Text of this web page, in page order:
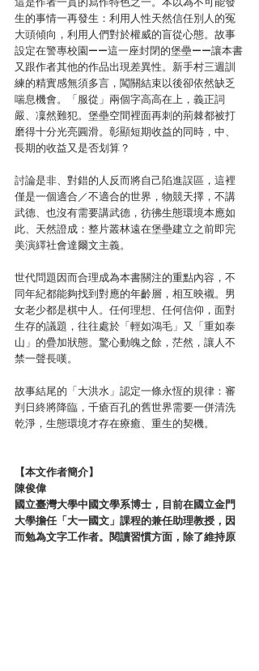
生的事情一再發生：利用人性天然信任別人的冤
大頭傾向，利用人們對於權威的盲從心態。故事
設定在警專校園——這一座封閉的堡壘——讓本書
又跟作者其他的作品出現差異性。新手村三週訓
練的精實感無須多言，闖關結束以後卻依然缺乏
喘息機會。「服從」兩個字高高在上，義正詞
嚴、凜然難犯。堡壘空間裡面再刺的荊棘都被打
磨得十分光亮圓滑。彰顯短期收益的同時，中、
長期的收益又是否划算？
討論是非、對錯的人反而將自己陷進誤區，這裡
僅是一個適合／不適合的世界，物競天擇，不講
武德、也沒有需要講武德，彷彿生態環境本應如
此、天然證成：整片叢林遠在堡壘建立之前即完
美演繹社會達爾文主義。
世代問題因而合理成為本書關注的重點內容，不
同年紀都能夠找到對應的年齡層，相互映襯。男
女老少都是棋中人。任何理想、任何信仰，面對
生存的議題，往往處於「輕如鴻毛」又「重如泰
山」的疊加狀態。驚心動魄之餘，茫然，讓人不
禁一聲長嘆。
故事結尾的「大洪水」認定一條永恆的規律：審
判日終將降臨，千瘡百孔的舊世界需要一併清洗
乾淨，生態環境才存在療癒、重生的契機。
【本文作者簡介】
陳俊偉
國立臺灣大學中國文學系博士，目前在國立金門
大學擔任「大一國文」課程的兼任助理教授，因
而勉為文字工作者。閱讀習慣方面，除了維持原